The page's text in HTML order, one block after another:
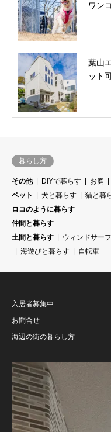
ワン
葉山
ット
暮らし方
その他 DIYで暮らす お庭
ペット
犬と暮らす
猫と暮
ロコのように暮らす
仲間と暮らす
土間と暮らす
ウィンドサー
海遊びと暮らす
自転車
入居者募集中
お問合せ
海辺の街の暮らし方